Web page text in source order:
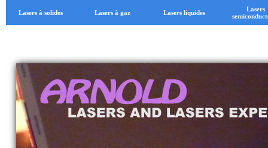
Lasers à solides Lasers à gaz Lasers liquides
Lasers